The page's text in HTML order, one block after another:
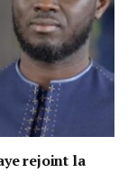
rejoint la